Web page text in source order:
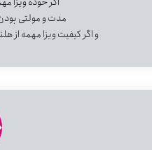
مدت و مولتی
و اگر کیفیت ویزا مهمه از